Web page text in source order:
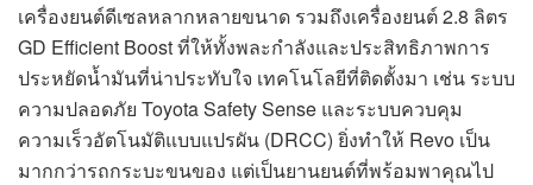
เครื่องยนต์ดีเซลหลากหลายขนาด รวมถึงเครื่องยนต์ 2.8 ลิตร
GD Efficient Boost ที่ให้ทั้งพละกำลังและประสิทธิภาพการ
ประหยัดน้ำมันที่น่าประทับใจ เทคโนโลยีที่ติดตั้งมา เช่น ระบบ
ความปลอดภัย Toyota Safety Sense และระบบควบคุม
ความเร็วอัตโนมัติแบบแปรผัน (DRCC) ยิ่งทำให้ Revo เป็น
มากกว่ารถกระบะขนของ แต่เป็นยานยนต์ที่พร้อมพาคุณไป